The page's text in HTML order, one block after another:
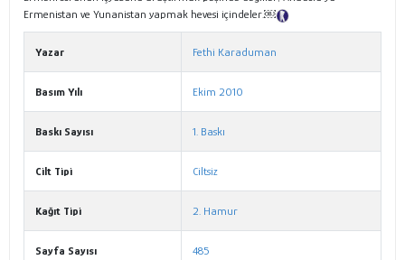
Ermenistan ve Yunanistan yapmak hevesi içindeler.￼
Yazar Fethi Karaduman
Basım Yılı Ekim 2010
Baskı Sayısı 1. Baskı
Cilt Tipi Ciltsiz
Kağıt Tipi 2. Hamur
Sayfa Sayısı 485